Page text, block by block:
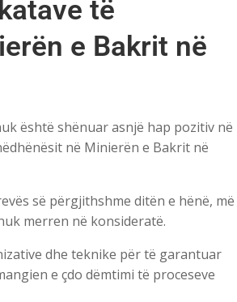
të
e Bakrit në
është shënuar asnjë hap pozitiv në
në Minierën e Bakrit në
së përgjithshme ditën e hënë, më
merren në konsideratë.
dhe teknike për të garantuar
e çdo dëmtimi të proceseve